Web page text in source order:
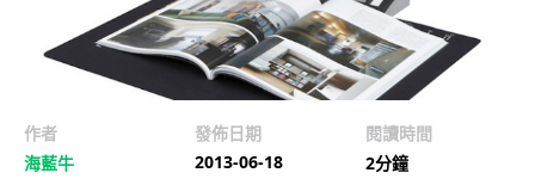
作者
海藍牛
發佈日期
2013-06-18
閱讀時間
2分鐘